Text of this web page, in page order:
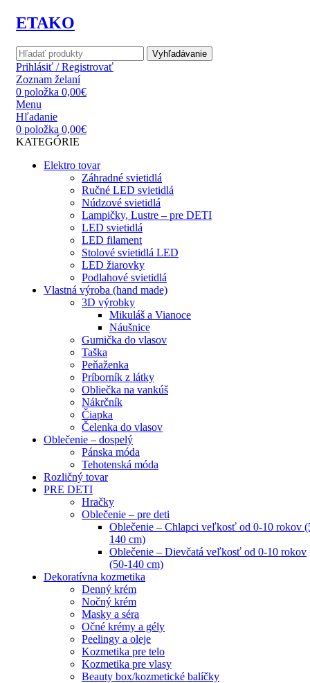
ETAKO
Vyhľadávanie
Prihlásiť / Registrovať
Zoznam želaní
0 položka 0,00€
Menu
Hľadanie
0 položka 0,00€
KATEGÓRIE
Elektro tovar
Záhradné svietidlá
Ručné LED svietidlá
Núdzové svietidlá
Lampičky, Lustre – pre DETI
LED svietidlá
LED filament
Stolové svietidlá LED
LED žiarovky
Podlahové svietidlá
Vlastná výroba (hand made)
3D výrobky
Mikuláš a Vianoce
Náušnice
Gumička do vlasov
Taška
Peňaženka
Príborník z látky
Obliečka na vankúš
Nákrčník
Čiapka
Čelenka do vlasov
Oblečenie – dospelý
Pánska móda
Tehotenská móda
Rozličný tovar
PRE DETI
Hračky
Oblečenie – pre deti
Oblečenie – Chlapci veľkosť od 0-10 rokov
140 cm)
Oblečenie – Dievčatá veľkosť od 0-10 rokov
(50-140 cm)
Dekoratívna kozmetika
Denný krém
Nočný krém
Masky a séra
Očné krémy a gély
Peelingy a oleje
Kozmetika pre telo
Kozmetika pre vlasy
Beauty box/kozmetické balíčky